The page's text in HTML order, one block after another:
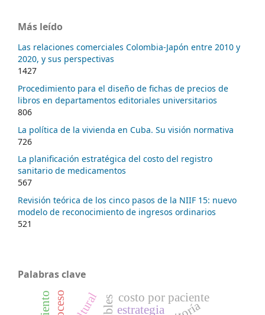
Más leído
Las relaciones comerciales Colombia-Japón entre 2010 y
2020, y sus perspectivas
1427
Procedimiento para el diseño de fichas de precios de
libros en departamentos editoriales universitarios
806
La política de la vivienda en Cuba. Su visión normativa
726
La planificación estratégica del costo del registro
sanitario de medicamentos
567
Revisión teórica de los cinco pasos de la NIIF 15: nuevo
modelo de reconocimiento de ingresos ordinarios
521
Palabras clave
estrategia
costo por paciente